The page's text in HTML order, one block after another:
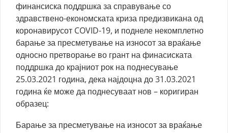
финансиска поддршка за справување со
здравствено-економската криза предизвикана од
коронавирусот COVID-19, и поднеле некомплетно
барање за пресметување на износот за враќање
односно претворање во грант на финасиската
поддршка до крајниот рок на поднесување
25.03.2021 година, дека најдоцна до 31.03.2021
година ќе може да поднесуваат нов – коригиран
образец:
Барање за пресметување на износот за враќање